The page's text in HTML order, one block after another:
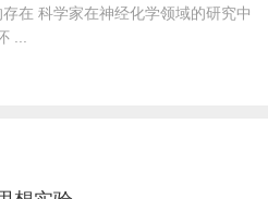
在 科学家在神经化学领域的研究中
...